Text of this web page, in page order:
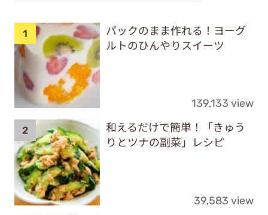
パックのまま作れる！ヨーグ
ルトのひんやりスイーツ
139,133 view
和えるだけで簡単！「きゅう
りとツナの副菜」レシピ
39,583 view